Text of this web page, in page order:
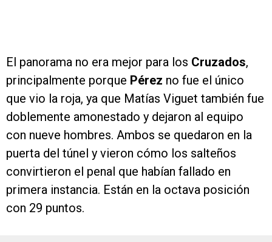
El panorama no era mejor para los Cruzados,
principalmente porque Pérez no fue el único
que vio la roja, ya que Matías Viguet también fue
doblemente amonestado y dejaron al equipo
con nueve hombres. Ambos se quedaron en la
puerta del túnel y vieron cómo los salteños
convirtieron el penal que habían fallado en
primera instancia. Están en la octava posición
con 29 puntos.